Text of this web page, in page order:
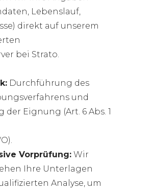
Lebenslauf,
direkt auf unserem
bei Strato.
Durchführung des
und
der Eignung (Art. 6 Abs. 1
Vorprüfung: Wir
Ihre Unterlagen
Analyse, um